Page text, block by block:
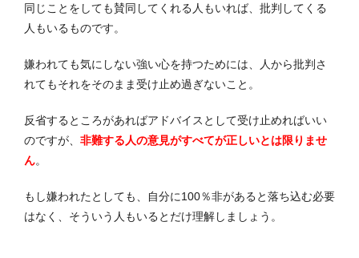
同じことをしても賛同してくれる人もいれば、批判してくる
人もいるものです。
嫌われても気にしない強い心を持つためには、人から批判さ
れてもそれをそのまま受け止め過ぎないこと。
反省するところがあればアドバイスとして受け止めればいい
のですが、 非難する人の意見がすべてが正しいとは限りませ
ん。
もし嫌われたとしても、自分に100％非があると落ち込む必要
はなく、そういう人もいるとだけ理解しましょう。